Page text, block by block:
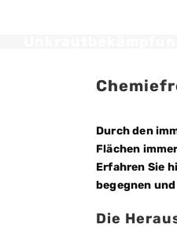
Durch den
Flächen
Erfahren Sie
begegnen
Die